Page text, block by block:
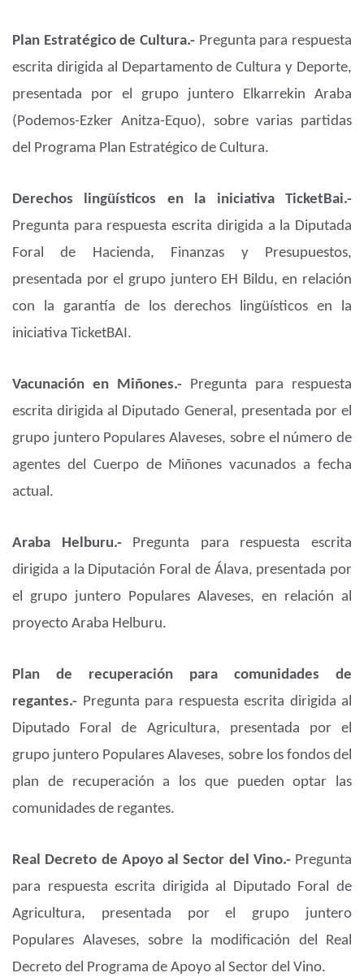
Plan Estratégico de Cultura.- Pregunta para respuesta
escrita dirigida al Departamento de Cultura y Deporte,
presentada por el grupo juntero Elkarrekin Araba
(Podemos-Ezker Anitza-Equo), sobre varias partidas
del Programa Plan Estratégico de Cultura.
Derechos lingüísticos en la iniciativa TicketBai.-
Pregunta para respuesta escrita dirigida a la Diputada
Foral de Hacienda, Finanzas y Presupuestos,
presentada por el grupo juntero EH Bildu, en relación
con la garantía de los derechos lingüísticos en la
iniciativa TicketBAI.
Vacunación en Miñones.- Pregunta para respuesta
escrita dirigida al Diputado General, presentada por el
grupo juntero Populares Alaveses, sobre el número de
agentes del Cuerpo de Miñones vacunados a fecha
actual.
Araba Helburu.- Pregunta para respuesta escrita
dirigida a la Diputación Foral de Álava, presentada por
el grupo juntero Populares Alaveses, en relación al
proyecto Araba Helburu.
Plan de recuperación para comunidades de
regantes.- Pregunta para respuesta escrita dirigida al
Diputado Foral de Agricultura, presentada por el
grupo juntero Populares Alaveses, sobre los fondos del
plan de recuperación a los que pueden optar las
comunidades de regantes.
Real Decreto de Apoyo al Sector del Vino.- Pregunta
para respuesta escrita dirigida al Diputado Foral de
Agricultura, presentada por el grupo juntero
Populares Alaveses, sobre la modificación del Real
Decreto del Programa de Apoyo al Sector del Vino.